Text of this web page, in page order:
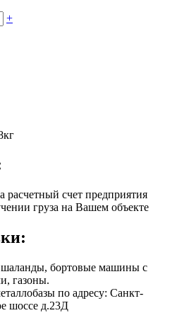
+
расчетный счет предприятия
груза на Вашем объекте
бортовые машины с
газоны.
по адресу: Санкт-
шоссе д.23Д